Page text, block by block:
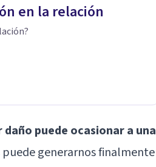
en la relación
puede ocasionar a una
generarnos finalmente